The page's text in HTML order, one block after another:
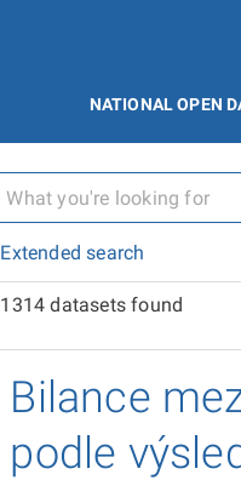
NATIONAL OPEN
Extended search
1314 datasets found
Bilance
podle